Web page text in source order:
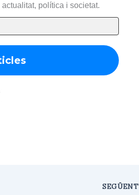
política i societat.
SEGÜENT